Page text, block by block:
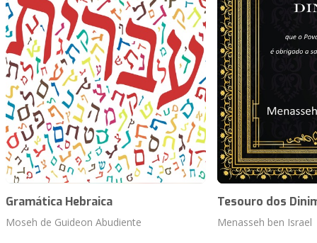
Gramática Hebraica
Moseh de Guideon Abudiente
Tesouro dos
Menasseh ben Israel